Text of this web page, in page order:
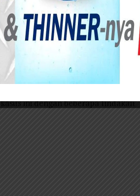
cocok dan benar tetapi tak
tahun berlalu kemudian
Gubeng (6): Berkas yang Hilang
ini dengan beberapa tindakan